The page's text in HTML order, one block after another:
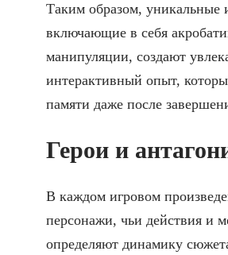
Таким образом, уникальные
включающие в себя
манипуляции, создают
интерактивный опыт,
памяти даже после
Герои и
В каждом игровом
персонажи, чьи действия и
определяют динамику